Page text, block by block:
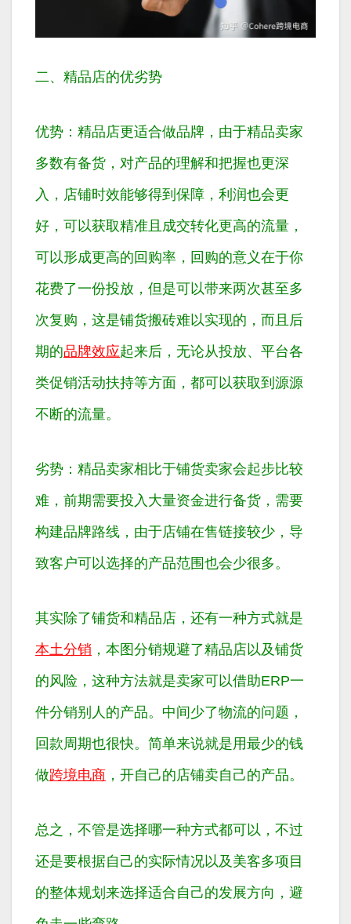
二、精品店的优劣势
优势：精品店更适合做品牌，由于精品卖家
多数有备货，对产品的理解和把握也更深
入，店铺时效能够得到保障，利润也会更
好，可以获取精准且成交转化更高的流量，
可以形成更高的回购率，回购的意义在于你
花费了一份投放，但是可以带来两次甚至多
次复购，这是铺货搬砖难以实现的，而且后
期的品牌效应起来后，无论从投放、平台各
类促销活动扶持等方面，都可以获取到源源
不断的流量。
劣势：精品卖家相比于铺货卖家会起步比较
难，前期需要投入大量资金进行备货，需要
构建品牌路线，由于店铺在售链接较少，导
致客户可以选择的产品范围也会少很多。
其实除了铺货和精品店，还有一种方式就是
本土分销 ，本图分销规避了精品店以及铺货
的风险，这种方法就是卖家可以借助ERP一
件分销别人的产品。中间少了物流的问题，
回款周期也很快。简单来说就是用最少的钱
做跨境电商 ，开自己的店铺卖自己的产品。
总之，不管是选择哪一种方式都可以，不过
还是要根据自己的实际情况以及美客多项目
的整体规划来选择适合自己的发展方向，避